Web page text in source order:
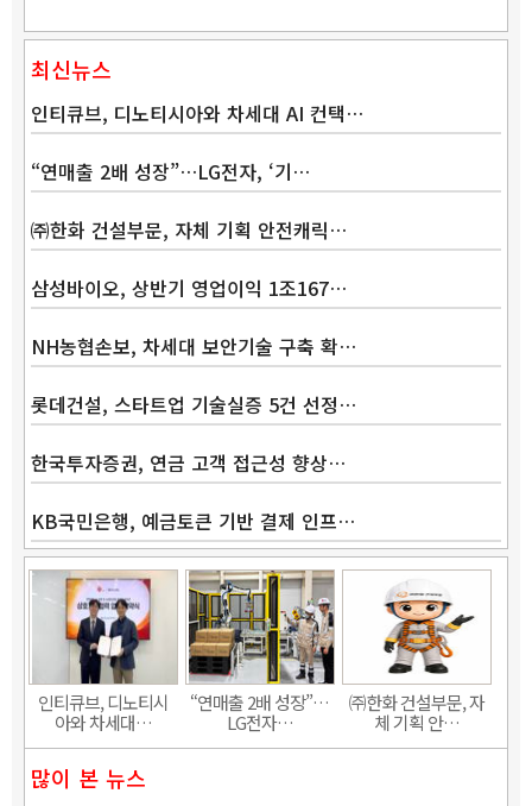
최신뉴스
인티큐브, 디노티시아와 차세대 AI 컨택…
“연매출 2배 성장”…LG전자, ‘기…
㈜한화 건설부문, 자체 기획 안전캐릭…
삼성바이오, 상반기 영업이익 1조167…
NH농협손보, 차세대 보안기술 구축 확…
롯데건설, 스타트업 기술실증 5건 선정…
한국투자증권, 연금 고객 접근성 향상…
KB국민은행, 예금토큰 기반 결제 인프…
인티큐브, 디노티시
아와 차세대…
“연매출 2배 성장”…
LG전자…
㈜한화 건설부문, 자
체 기획 안…
많이 본 뉴스